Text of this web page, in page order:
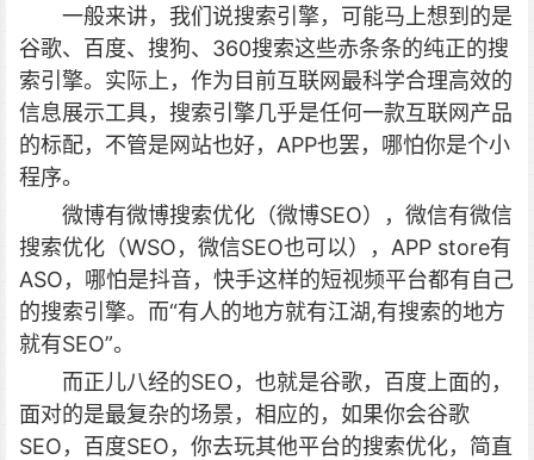
一般来讲，我们说搜索引擎，可能马上想到的是
谷歌、百度、搜狗、360搜索这些赤条条的纯正的搜
索引擎。实际上，作为目前互联网最科学合理高效的
信息展示工具，搜索引擎几乎是任何一款互联网产品
的标配，不管是网站也好，APP也罢，哪怕你是个小
程序。
微博有微博搜索优化（微博SEO），微信有微信
搜索优化（WSO，微信SEO也可以），APP store有
ASO，哪怕是抖音，快手这样的短视频平台都有自己
的搜索引擎。而“有人的地方就有江湖,有搜索的地方
就有SEO”。
而正儿八经的SEO，也就是谷歌，百度上面的，
面对的是最复杂的场景，相应的，如果你会谷歌
SEO，百度SEO，你去玩其他平台的搜索优化，简直